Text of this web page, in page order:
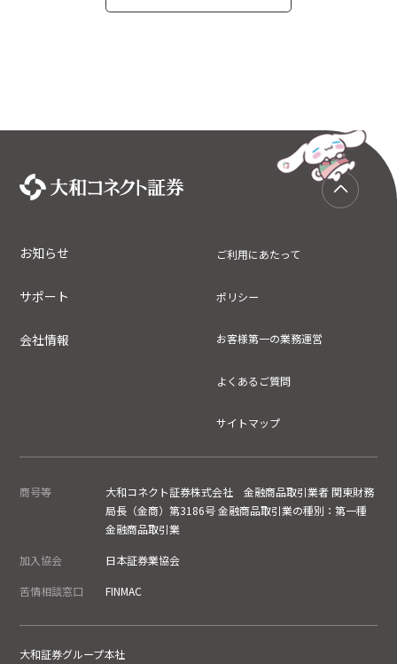
お知らせ
サポート
会社情報
ご利用にあたって
ポリシー
お客様第一の業務運営
よくあるご質問
サイトマップ
商号等
大和コネクト証券株式会社 金融商品取引業者 関東財務
局長（金商）第3186号 金融商品取引業の種別：第一種
金融商品取引業
加入協会 日本証券業協会
苦情相談窓口 FINMAC
大和証券グループ本社